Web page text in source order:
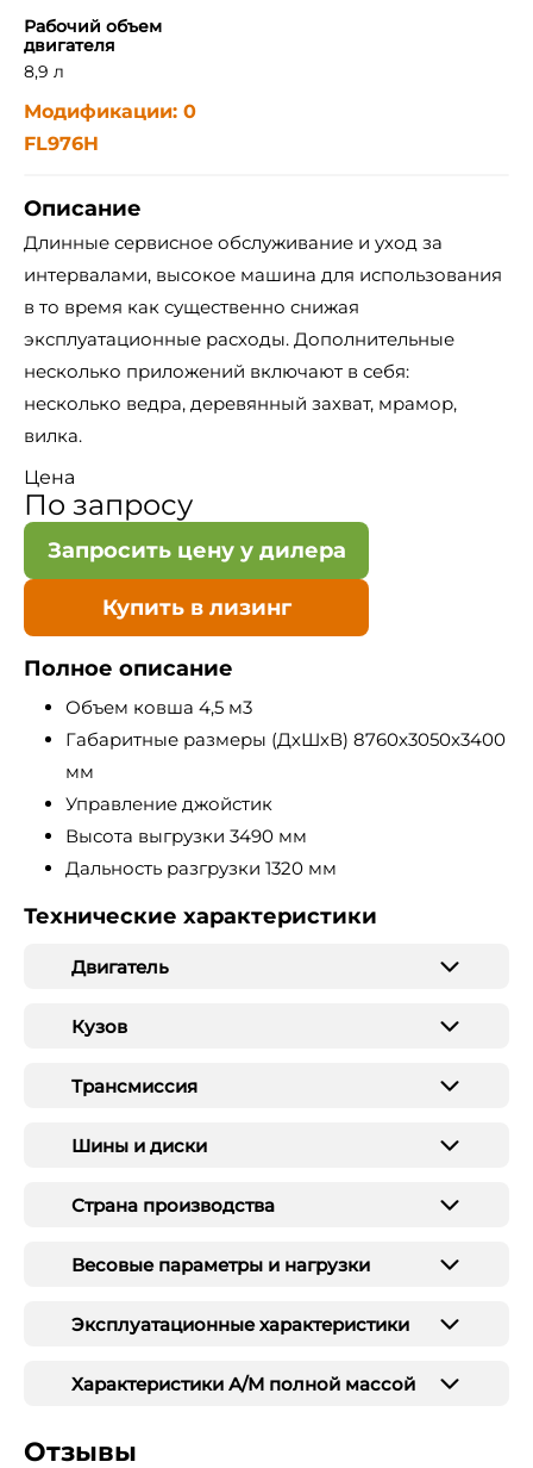
Рабочий объем
двигателя
8,9 л
Модификации: 0
FL976H
Описание
Длинные сервисное обслуживание и уход за
интервалами, высокое машина для использования
в то время как существенно снижая
эксплуатационные расходы. Дополнительные
несколько приложений включают в себя:
несколько ведра, деревянный захват, мрамор,
вилка.
Цена
По запросу
Запросить цену у дилера
Купить в лизинг
Полное описание
Объем ковша 4,5 м3
Габаритные размеры (ДхШхВ) 8760x3050x3400
мм
Управление джойстик
Высота выгрузки 3490 мм
Дальность разгрузки 1320 мм
Технические характеристики
Двигатель
Кузов
Трансмиссия
Шины и диски
Страна производства
Весовые параметры и нагрузки
Эксплуатационные характеристики
Характеристики А/М полной массой
Отзывы